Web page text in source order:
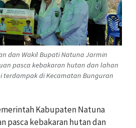
dan Wakil Bupati Natuna Jarmin
pasca kebakaran hutan dan lahan
terdampak di Kecamatan Bunguran
Kabupaten Natuna
pasca kebakaran hutan dan